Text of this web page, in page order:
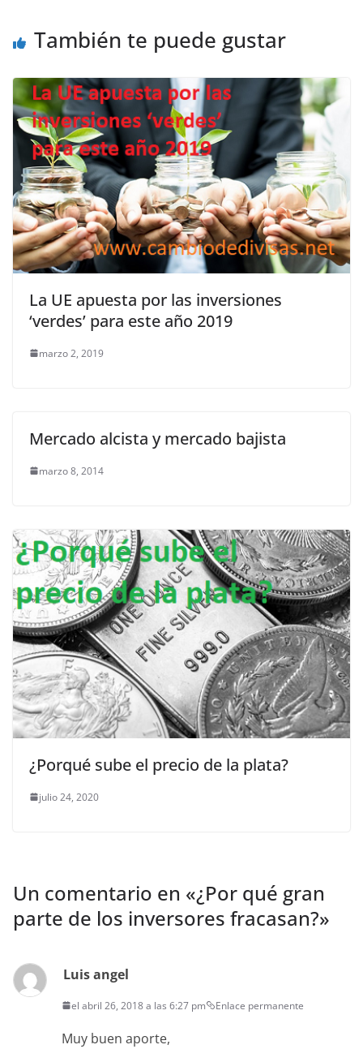
También te puede gustar
La UE apuesta por las inversiones
‘verdes’ para este año 2019
marzo 2, 2019
Mercado alcista y mercado bajista
marzo 8, 2014
¿Porqué sube el precio de la plata?
julio 24, 2020
Un comentario en «¿Por qué gran
parte de los inversores fracasan?»
Luis angel
el abril 26, 2018 a las 6:27 pm Enlace permanente
Muy buen aporte,